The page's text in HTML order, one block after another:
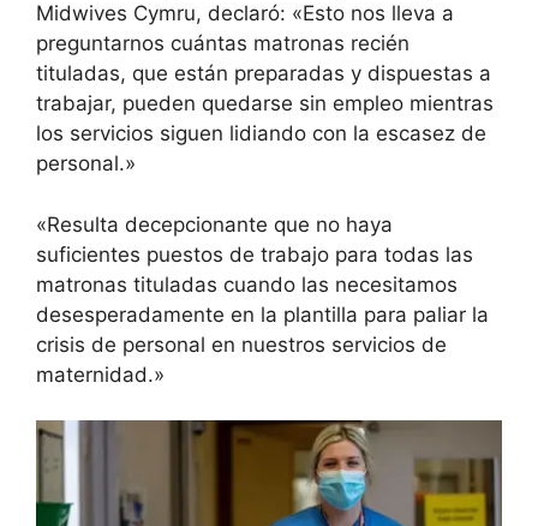
Midwives Cymru, declaró: «Esto nos lleva a
preguntarnos cuántas matronas recién
tituladas, que están preparadas y dispuestas a
trabajar, pueden quedarse sin empleo mientras
los servicios siguen lidiando con la escasez de
personal.»
«Resulta decepcionante que no haya
suficientes puestos de trabajo para todas las
matronas tituladas cuando las necesitamos
desesperadamente en la plantilla para paliar la
crisis de personal en nuestros servicios de
maternidad.»